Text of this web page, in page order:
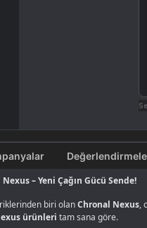
– Yeni Çağın Gücü Sende!
biri olanChronal Nexus,
ürünleri tam sana göre.